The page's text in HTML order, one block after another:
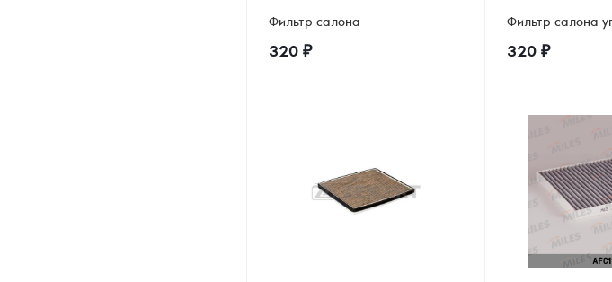
Фильтр салона
320 ₽
Фильтр салона
320 ₽